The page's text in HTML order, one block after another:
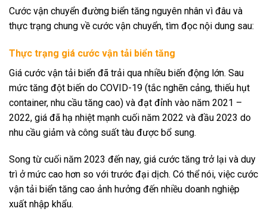
Cước vận chuyển đường biển tăng nguyên nhân vì đâu và
thực trạng chung về cước vận chuyển, tìm đọc nội dung sau:
Thực trạng giá cước vận tải biển tăng
Giá cước vận tải biển đã trải qua nhiều biến động lớn. Sau
mức tăng đột biến do COVID-19 (tắc nghẽn cảng, thiếu hụt
container, nhu cầu tăng cao) và đạt đỉnh vào năm 2021 –
2022, giá đã hạ nhiệt mạnh cuối năm 2022 và đầu 2023 do
nhu cầu giảm và công suất tàu được bổ sung.
Song từ cuối năm 2023 đến nay, giá cước tăng trở lại và duy
trì ở mức cao hơn so với trước đại dịch. Có thể nói, việc cước
vận tải biển tăng cao ảnh hưởng đến nhiều doanh nghiệp
xuất nhập khẩu.